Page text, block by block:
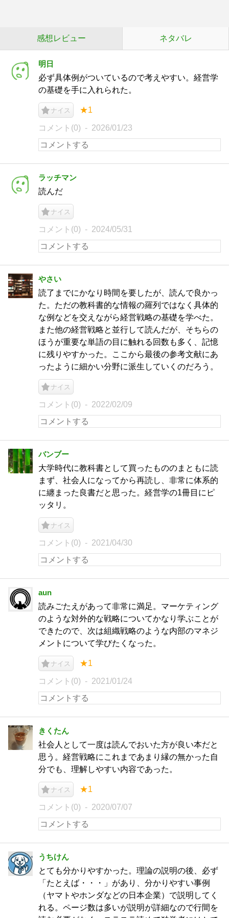
感想レビュー ネタバレ
明日
必ず具体例がついているので考えやすい。経営学
の基礎を手に入れられた。
ナイス ★1
コメント(0) 2026/01/23
ラッチマン
読んだ
ナイス
コメント(0) 2024/05/31
やさい
読了までにかなり時間を要したが、読んで良かっ
た。ただの教科書的な情報の羅列ではなく具体的
な例などを交えながら経営戦略の基礎を学べた。
また他の経営戦略と並行して読んだが、そちらの
ほうが重要な単語の目に触れる回数も多く、記憶
に残りやすかった。ここから最後の参考文献にあ
ったように細かい分野に派生していくのだろう。
ナイス
コメント(0) 2022/02/09
バンブー
大学時代に教科書として買ったもののまともに読
まず、社会人になってから再読し、非常に体系的
に纏まった良書だと思った。経営学の1冊目にピ
ッタリ。
ナイス
コメント(0) 2021/04/30
aun
読みごたえがあって非常に満足。マーケティング
のような対外的な戦略についてかなり学ぶことが
できたので、次は組織戦略のような内部のマネジ
メントについて学びたくなった。
ナイス ★1
コメント(0) 2021/01/24
きくたん
社会人として一度は読んでおいた方が良い本だと
思う。経営戦略にこれまであまり縁の無かった自
分でも、理解しやすい内容であった。
ナイス ★1
コメント(0) 2020/07/07
うちけん
とても分かりやすかった。理論の説明の後、必ず
「たとえば・・・」があり、分かりやすい事例
（ヤマトやホンダなどの日本企業）で説明してく
れる。ページ数は多いが説明が詳細なので行間を